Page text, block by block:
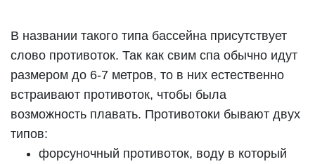
В названии такого типа бассейна присутствует
слово противоток. Так как свим спа обычно идут
размером до 6-7 метров, то в них естественно
встраивают противоток, чтобы была
возможность плавать. Противотоки бывают двух
типов:
форсуночный противоток, воду в который